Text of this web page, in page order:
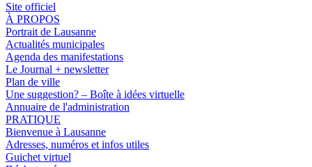
Site officiel
À PROPOS
Portrait de Lausanne
Actualités municipales
Agenda des manifestations
Le Journal + newsletter
Plan de ville
Une suggestion? – Boîte à idées virtuelle
Annuaire de l'administration
PRATIQUE
Bienvenue à Lausanne
Adresses, numéros et infos utiles
Guichet virtuel